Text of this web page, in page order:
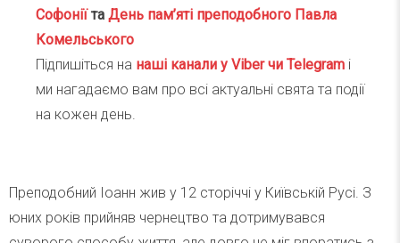
Софоніїта День пам’яті преподобного Павла
Комельського
Підпишіться на наші канали у Viber чи Telegram і
ми нагадаємо вам про всі актуальні свята та події
на кожен день.
Преподобний Іоанн жив у 12 сторіччі у Київській Русі. З
юних років прийняв чернецтво та дотримувався